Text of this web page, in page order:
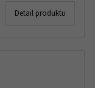
Detail produktu